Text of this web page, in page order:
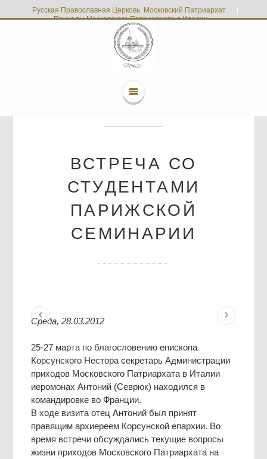
Русская Православная Церковь. Московский Патриархат
Приходы Московского Патриархата в Италии
ВСТРЕЧА СО
СТУДЕНТАМИ
ПАРИЖСКОЙ
СЕМИНАРИИ
Среда, 28.03.2012
25-27 марта по благословению епископа
Корсунского Нестора секретарь Администрации
приходов Московского Патриархата в Италии
иеромонах Антоний (Севрюк) находился в
командировке во Франции.
В ходе визита отец Антоний был принят
правящим архиереем Корсунской епархии. Во
время встречи обсуждались текущие вопросы
жизни приходов Московского Патриархата на